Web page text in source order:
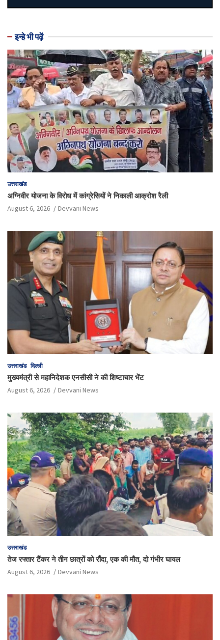
इन्हे भी पढ़ें
उत्तराखंड
अग्निवीर योजना के विरोध में कांग्रेसियों ने निकाली आक्रोश रैली
August 6, 2026 Devvani News
उत्तराखंड दिल्ली
मुख्यमंत्री से महानिदेशक एनसीसी ने की शिष्टाचार भेंट
August 6, 2026 Devvani News
उत्तराखंड
तेज रफ्तार टैंकर ने तीन छात्रों को रौंदा, एक की मौत, दो गंभीर घायल
August 6, 2026 Devvani News